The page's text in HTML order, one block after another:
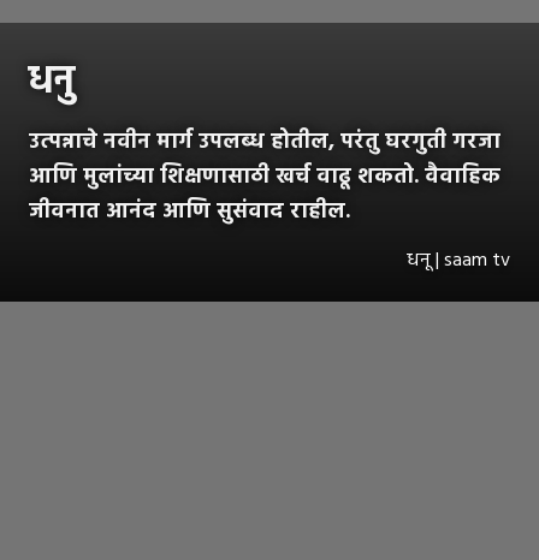
धनु
उत्पन्नाचे नवीन मार्ग उपलब्ध होतील, परंतु घरगुती गरजा
आणि मुलांच्या शिक्षणासाठी खर्च वाढू शकतो. वैवाहिक
जीवनात आनंद आणि सुसंवाद राहील.
धनू | saam tv